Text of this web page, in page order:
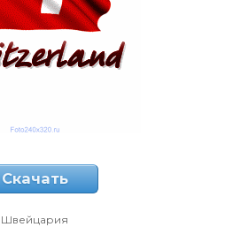
Скачать
Швейцария